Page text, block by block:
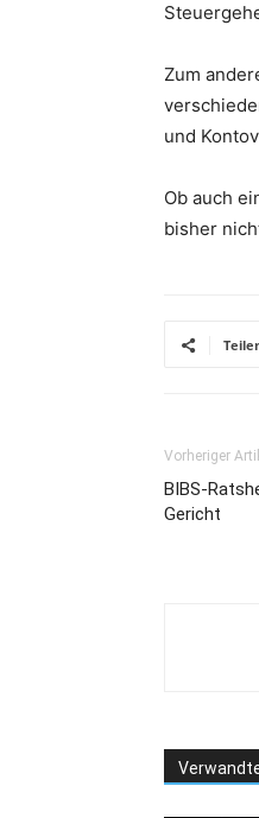
Zum
und
Ob auch
bisher
Vorheriger
BIBS-
Gericht